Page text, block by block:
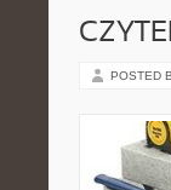
POSTED